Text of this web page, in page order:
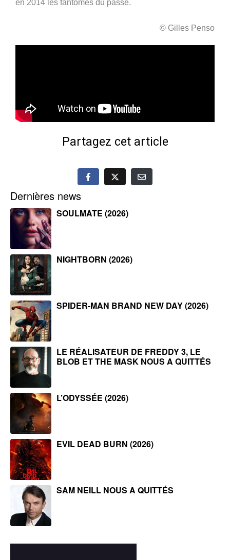
en 2014 les fantômes du passé.
© Gilles Penso
Partagez cet article
Dernières news
SOULMATE (2026)
NIGHTBORN (2026)
SPIDER-MAN BRAND NEW DAY (2026)
LE RÉALISATEUR DE FREDDY 3, LE
BLOB ET THE MASK NOUS A QUITTÉS
L’ODYSSÉE (2026)
EVIL DEAD BURN (2026)
SAM NEILL NOUS A QUITTÉS